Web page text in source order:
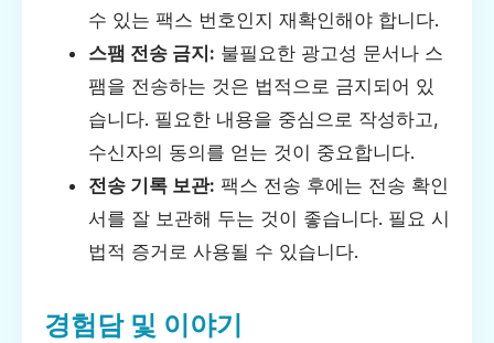
수 있는 팩스 번호인지 재확인해야 합니다.
스팸 전송 금지: 불필요한 광고성 문서나 스
팸을 전송하는 것은 법적으로 금지되어 있
습니다. 필요한 내용을 중심으로 작성하고,
수신자의 동의를 얻는 것이 중요합니다.
전송 기록 보관: 팩스 전송 후에는 전송 확인
서를 잘 보관해 두는 것이 좋습니다. 필요 시
법적 증거로 사용될 수 있습니다.
경험담 및 이야기